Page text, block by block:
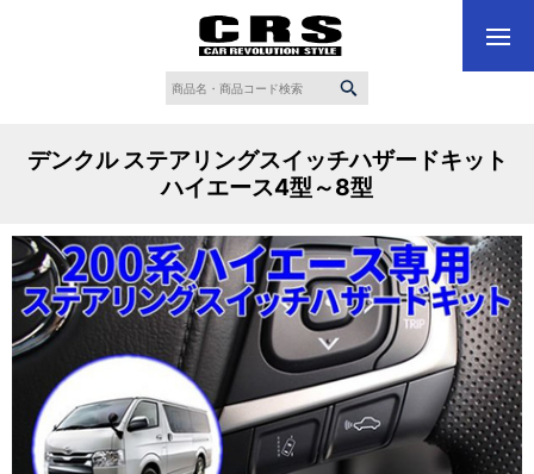
デンクル ステアリングスイッチハザードキット
ハイエース4型～8型